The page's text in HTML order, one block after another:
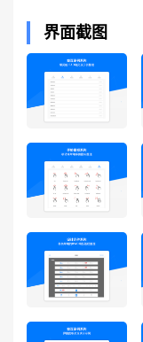
界面截图